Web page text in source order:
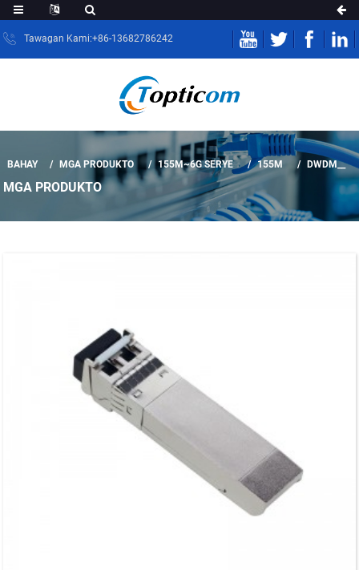
Tawagan Kami:+86-13682786242
BAHAY MGA PRODUKTO 155M~6G SERYE 155M DWDM__
MGA PRODUKTO